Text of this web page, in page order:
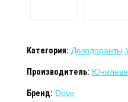
Категория: Дезодоранты
Производитель:
Бренд: Dove